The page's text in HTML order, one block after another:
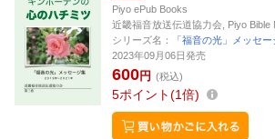
Piyo ePub Books
近畿福音放送伝道協力会, Piyo Bible
シリーズ名：
「福音の光」メッセー
2023年09月06日発売
600円 (税込)
5ポイント 1倍